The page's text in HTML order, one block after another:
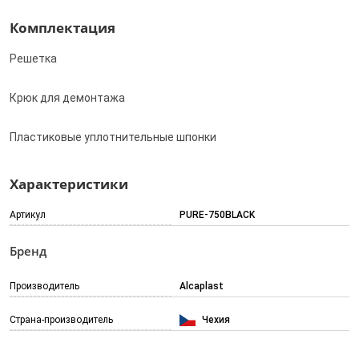
Комплектация
Решетка
Крюк для демонтажа
Пластиковые уплотнительные шпонки
Характеристики
Артикул PURE-750BLACK
Бренд
Производитель Alcaplast
Страна-производитель Чехия